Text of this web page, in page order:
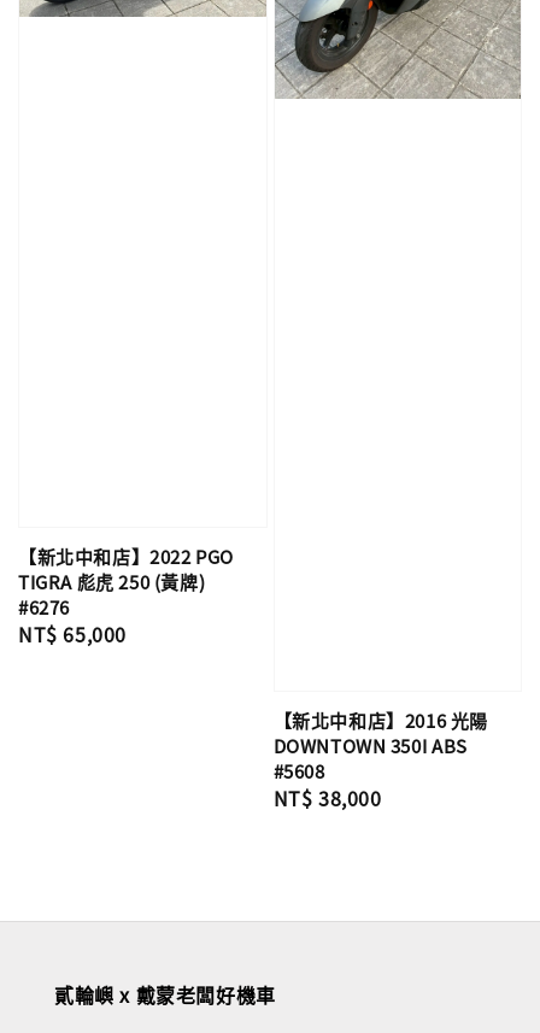
【新北中和店】2022 PGO
TIGRA 彪虎 250 (黃牌)
#6276
Regular
NT$ 65,000
【新北中和店】2016 光陽
DOWNTOWN 350I ABS
#5608
Regular
NT$ 38,000
貳輪嶼 x 戴蒙老闆好機車